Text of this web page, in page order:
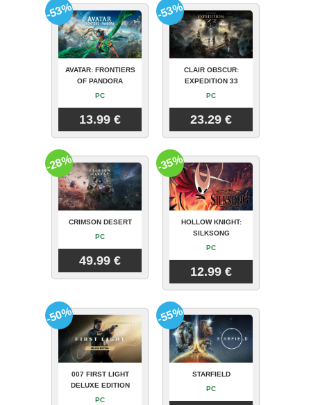
AVATAR: FRONTIERS
OF PANDORA
PC
13.99 €
-53%
CLAIR OBSCUR:
EXPEDITION 33
PC
23.29 €
-53%
CRIMSON DESERT
PC
49.99 €
-28%
HOLLOW KNIGHT:
SILKSONG
PC
12.99 €
-35%
007 FIRST LIGHT
DELUXE EDITION
PC
-50%
STARFIELD
PC
-55%